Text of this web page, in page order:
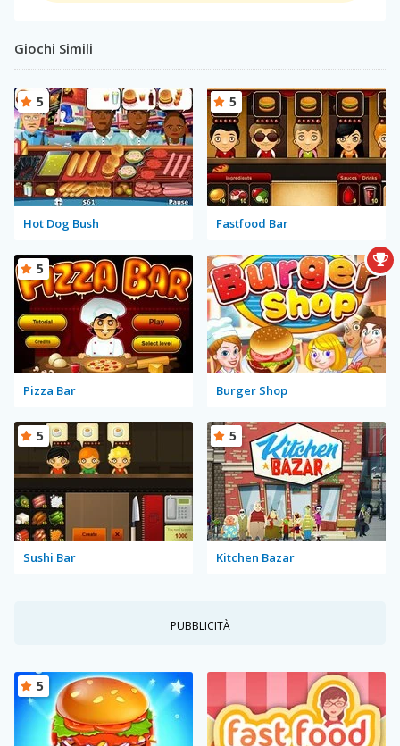
Giochi Simili
Hot Dog Bush
5
Fastfood Bar
5
Pizza Bar
5
Burger Shop
Sushi Bar
5
Kitchen Bazar
5
PUBBLICITÀ
5